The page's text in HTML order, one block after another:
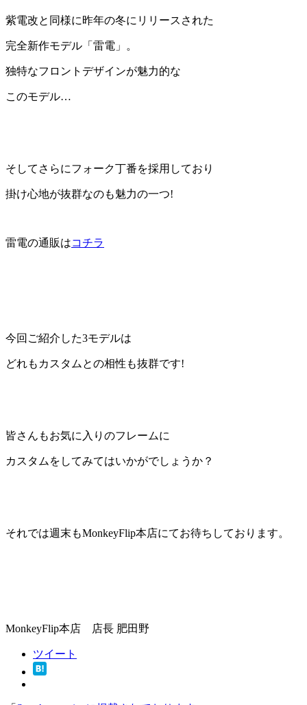
紫電改と同様に昨年の冬にリリースされた
完全新作モデル「雷電」。
独特なフロントデザインが魅力的な
このモデル…
そしてさらにフォーク丁番を採用しており
掛け心地が抜群なのも魅力の一つ!
雷電の通販はコチラ
今回ご紹介した3モデルは
どれもカスタムとの相性も抜群です!
皆さんもお気に入りのフレームに
カスタムをしてみてはいかがでしょうか？
それでは週末もMonkeyFlip本店にてお待ちしております。
MonkeyFlip本店 店長 肥田野
ツイート